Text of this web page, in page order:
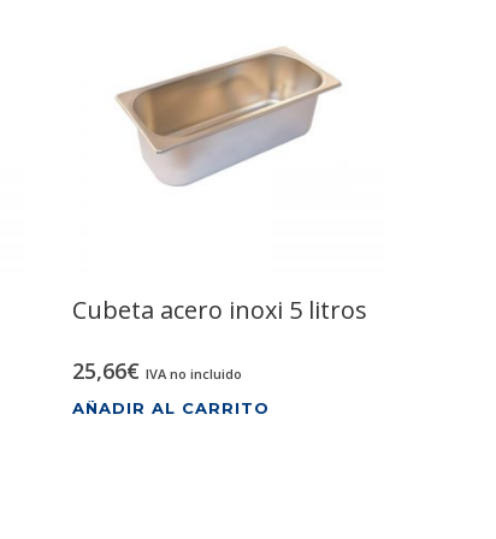
Cubeta acero inoxi 5 litros
25,66€ IVA no incluido
AÑADIR AL CARRITO